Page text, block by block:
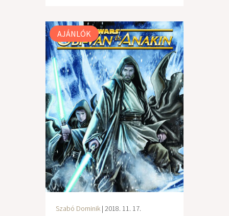
AJÁNLÓK
Szabó Dominik | 2018. 11. 17.